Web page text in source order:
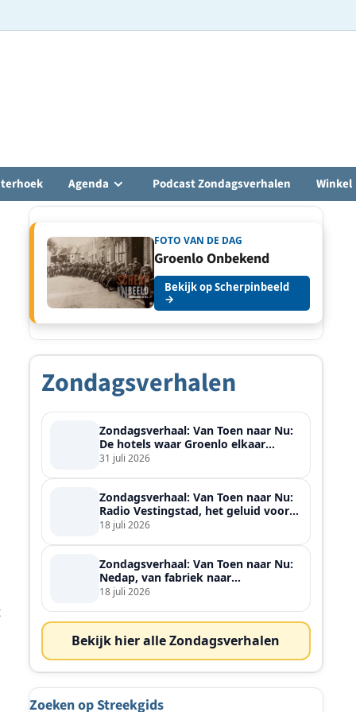
Agenda Podcast Zondagsverhalen Winkel
FOTO VAN DE DAG
Groenlo Onbekend
Bekijk op Scherpinbeeld
→
Zondagsverhalen
Zondagsverhaal: Van Toen naar Nu:
De hotels waar Groenlo elkaar
ontmoette
31 juli 2026
Zondagsverhaal: Van Toen naar Nu:
Radio Vestingstad, het geluid voor
heel de streek
18 juli 2026
Zondagsverhaal: Van Toen naar Nu:
Nedap, van fabriek naar
wereldspeler
18 juli 2026
Bekijk hier alle Zondagsverhalen
Zoeken op Streekgids